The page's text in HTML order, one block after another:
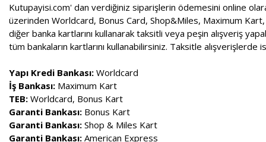
Kutupayisi.com' dan verdiğiniz siparişlerin ödemesini online
üzerinden Worldcard, Bonus Card, Shop&Miles, Maximum
diğer banka kartlarını kullanarak taksitli veya peşin alışveriş
tüm bankaların kartlarını kullanabilirsiniz. Taksitle alışverişlerde
Yapı Kredi Bankası: Worldcard
İş Bankası: Maximum Kart
TEB: Worldcard, Bonus Kart
Garanti Bankası: Bonus Kart
Garanti Bankası: Shop & Miles Kart
Garanti Bankası: American Express